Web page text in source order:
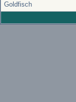
Goldfisch